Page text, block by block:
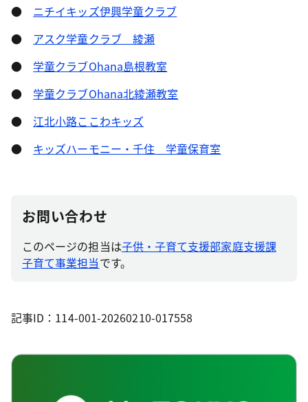
● ニチイキッズ伊興学童クラブ
● アスク学童クラブ 綾瀬
● 学童クラブOhana島根教室
● 学童クラブOhana北綾瀬教室
● 江北小路ここわキッズ
● キッズハーモニー・千住 学童保育室
お問い合わせ
このページの担当は子供・子育て支援部家庭支援課
子育て事業担当です。
記事ID：114-001-20260210-017558